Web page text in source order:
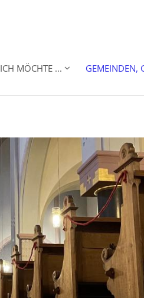
ICH MÖCHTE ... GEMEINDEN,